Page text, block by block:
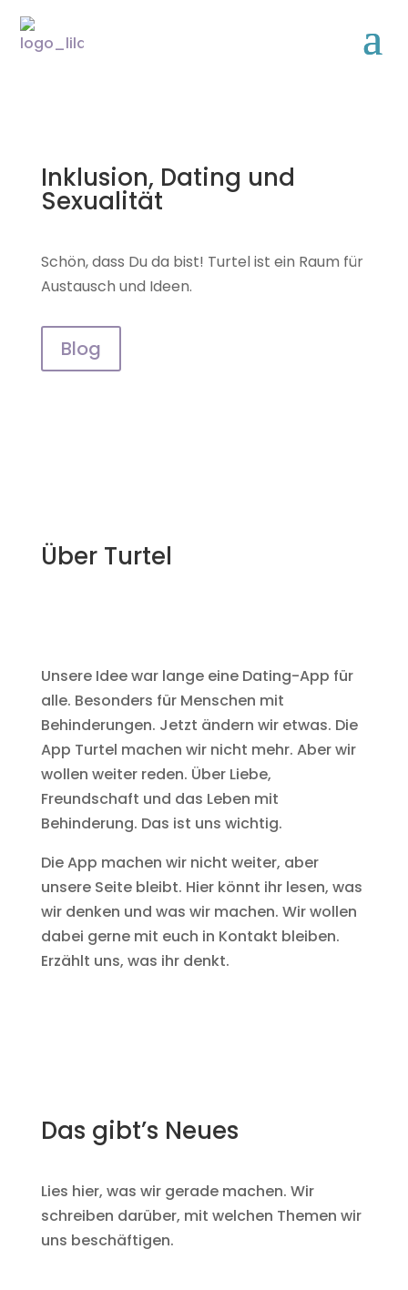
Inklusion, Dating und
Sexualität
Schön, dass Du da bist! Turtel ist ein Raum für
Austausch und Ideen.
Blog
Über Turtel
Unsere Idee war lange eine Dating-App für
alle. Besonders für Menschen mit
Behinderungen. Jetzt ändern wir etwas. Die
App Turtel machen wir nicht mehr. Aber wir
wollen weiter reden. Über Liebe,
Freundschaft und das Leben mit
Behinderung. Das ist uns wichtig.
Die App machen wir nicht weiter, aber
unsere Seite bleibt. Hier könnt ihr lesen, was
wir denken und was wir machen. Wir wollen
dabei gerne mit euch in Kontakt bleiben.
Erzählt uns, was ihr denkt.
Das gibt’s Neues
Lies hier, was wir gerade machen. Wir
schreiben darüber, mit welchen Themen wir
uns beschäftigen.